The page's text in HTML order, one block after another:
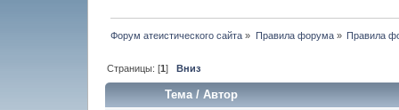
Форум атеистического сайта » Правила форума» Правила
Страницы: [1]Вниз
Тема/Автор